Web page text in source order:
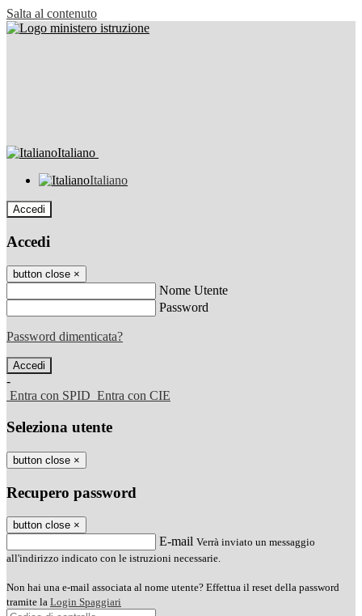
Salta al contenuto
Italiano
Italiano
Accedi
Accedi
button close ×
Nome Utente
Password
Password dimenticata?
-
Entra con SPID Entra con CIE
Seleziona utente
button close ×
Recupero password
button close ×
E-mail Verrà inviato un messaggio
all'indirizzo indicato con le istruzioni necessarie.
Non hai una e-mail associata al nome utente? Effettua il reset della password
tramite la Login Spaggiari